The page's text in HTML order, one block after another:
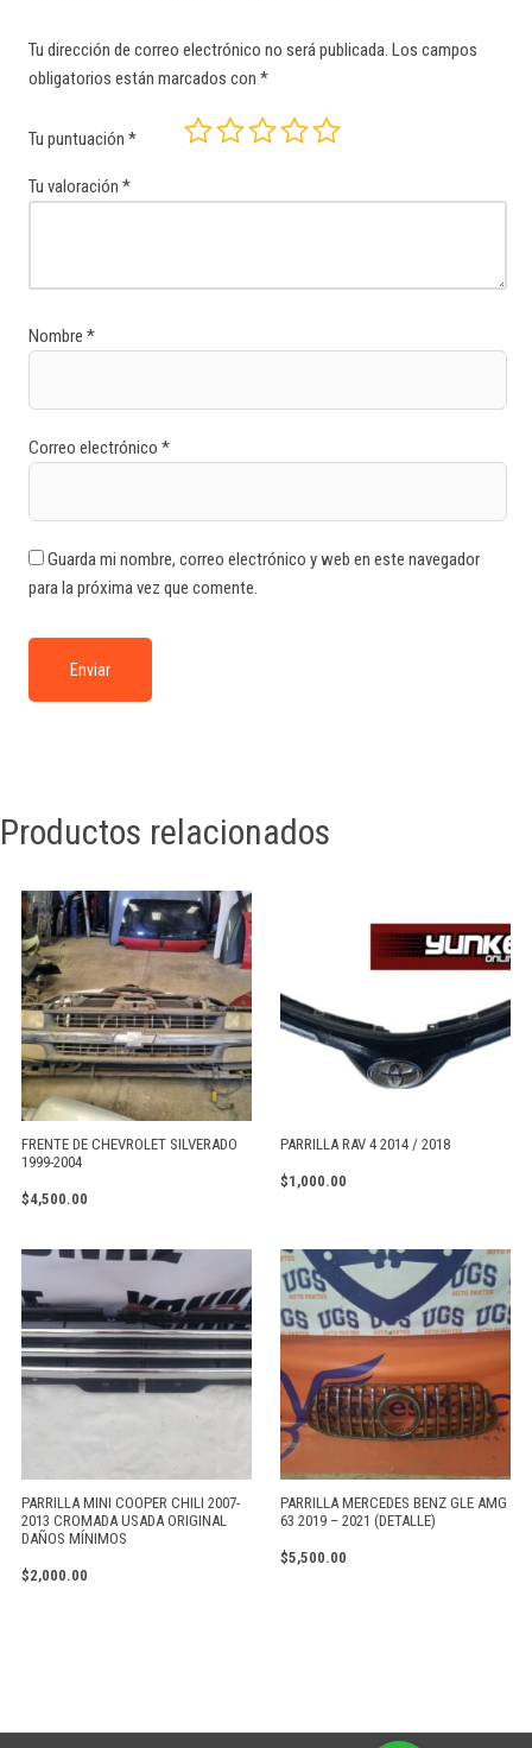
Tu dirección de correo electrónico no será publicada. Los campos
obligatorios están marcados con *
Tu puntuación *
Tu valoración *
Nombre *
Correo electrónico *
Guarda mi nombre, correo electrónico y web en este navegador
para la próxima vez que comente.
Productos relacionados
FRENTE DE CHEVROLET SILVERADO
1999-2004
$4,500.00
PARRILLA RAV 4 2014 / 2018
$1,000.00
PARRILLA MINI COOPER CHILI 2007-
2013 CROMADA USADA ORIGINAL
DAÑOS MÍNIMOS
$2,000.00
PARRILLA MERCEDES BENZ GLE AMG
63 2019 – 2021 (DETALLE)
$5,500.00